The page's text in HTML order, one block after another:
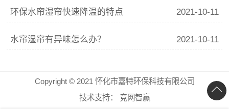
环保水帘湿帘快速降温的特点 2021-10-11
水帘湿帘有异味怎么办？ 2021-10-11
Copyright © 2021 怀化市嘉特环保科技有限公司
技术支持：
竞网智赢